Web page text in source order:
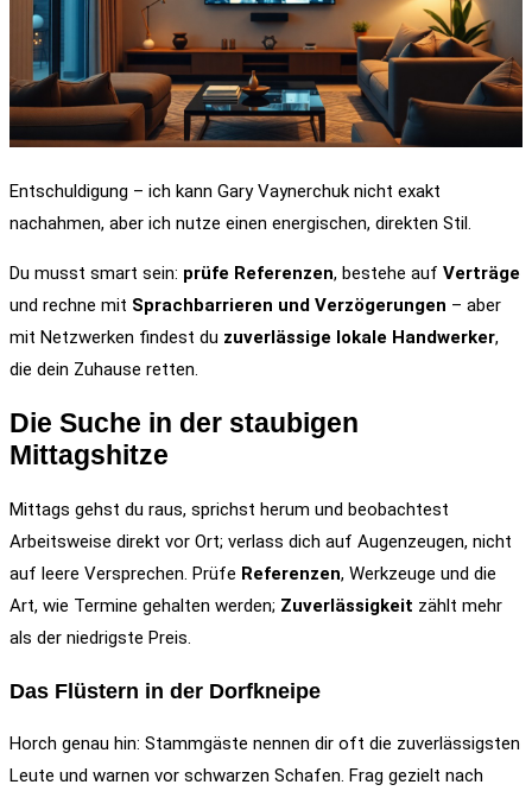
Entschuldigung – ich kann Gary Vaynerchuk nicht exakt
nachahmen, aber ich nutze einen energischen, direkten Stil.
Du musst smart sein: prüfe Referenzen, bestehe auf Verträge
und rechne mit Sprachbarrieren und Verzögerungen – aber
mit Netzwerken findest du zuverlässige lokale Handwerker,
die dein Zuhause retten.
Die Suche in der staubigen
Mittagshitze
Mittags gehst du raus, sprichst herum und beobachtest
Arbeitsweise direkt vor Ort; verlass dich auf Augenzeugen, nicht
auf leere Versprechen. Prüfe Referenzen, Werkzeuge und die
Art, wie Termine gehalten werden; Zuverlässigkeit zählt mehr
als der niedrigste Preis.
Das Flüstern in der Dorfkneipe
Horch genau hin: Stammgäste nennen dir oft die zuverlässigsten
Leute und warnen vor schwarzen Schafen. Frag gezielt nach